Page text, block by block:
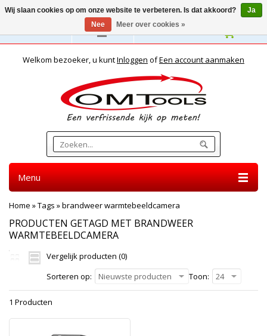
Nederlands
Welkom bezoeker, u kuntInloggen ofEen account aanmaken
Menu
Home »Tags »brandweer warmtebeeldcamera
PRODUCTEN GETAGD MET BRANDWEER
WARMTEBEELDCAMERA
Vergelijk producten (0)
Sorteren op:
Nieuwste producten Toon: 24
1 Producten
Wij slaan cookies op om onze website te verbeteren. Is dat akkoord?
Ja
Nee
Meer over cookies »